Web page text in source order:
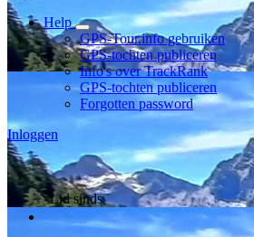
Help
GPS-Tour.info gebruiken
GPS-tochten publiceren
Info's over TrackRank
GPS-tochten publiceren
Forgotten password
Inloggen
Lid sinds